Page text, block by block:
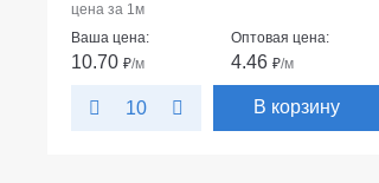
цена за 1м
Ваша цена:
10.70 ₽/м
Оптовая цена:
4.46₽/м
10 В корзину